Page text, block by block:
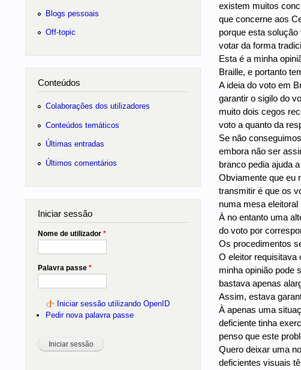
existem muitos
que concerne aos
porque esta
votar da forma
Esta é a minha
Braille, e portanto
A ideia do voto em
garantir o sigilo do
muito dois cegos
voto a quanto da
Se não
embora não ser
branco pedia ajuda
Obviamente que eu
transmitir é que os
numa mesa
À no entanto uma
do voto por
Os procedimentos
O eleitor requisitava
minha opinião pode
bastava apenas
Assim, estava
À apenas uma
deficiente tinha
penso que este
Quero deixar uma
deficientes visuais
Blogs pessoais
Off-topic
Conteúdos
Colaborações dos utilizadores
Conteúdos temáticos
Últimas entradas
Últimos comentários
Iniciar sessão
Nome de utilizador *
Palavra passe *
Iniciar sessão utilizando OpenID
Pedir nova palavra passe